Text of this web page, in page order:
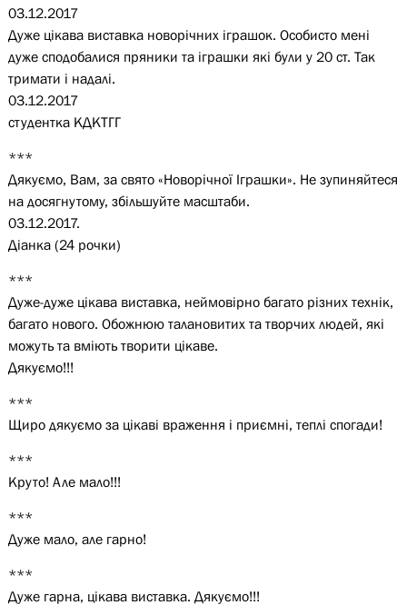
03.12.2017
Дуже цікава виставка новорічних іграшок. Особисто мені
дуже сподобалися пряники та іграшки які були у 20 ст. Так
тримати і надалі.
03.12.2017
студентка КДКТГГ
***
Дякуємо, Вам, за свято «Новорічної Іграшки». Не зупиняйтеся
на досягнутому, збільшуйте масштаби.
03.12.2017.
Діанка (24 рочки)
***
Дуже-дуже цікава виставка, неймовірно багато різних технік,
багато нового. Обожнюю талановитих та творчих людей, які
можуть та вміють творити цікаве.
Дякуємо!!!
***
Щиро дякуємо за цікаві враження і приємні, теплі спогади!
***
Круто! Але мало!!!
***
Дуже мало, але гарно!
***
Дуже гарна, цікава виставка. Дякуємо!!!